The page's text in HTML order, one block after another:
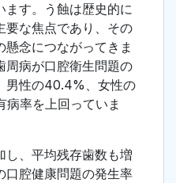
ます。う蝕は歴史的に
要な焦点であり、その
念につながってきま
周病が口腔衛生問題の
男性の40.4%、女性の
率を上回っていま
し、平均残存歯数も増
口腔健康問題の発生率